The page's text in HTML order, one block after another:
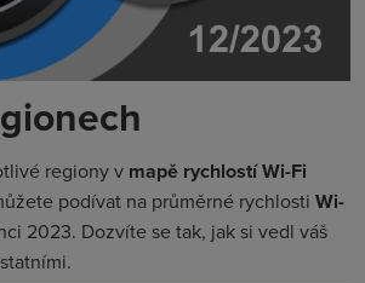
regiony v mapě rychlostí Wi-Fi
podívat na průměrné rychlosti Wi-
2023. Dozvíte se tak, jak si vedl váš